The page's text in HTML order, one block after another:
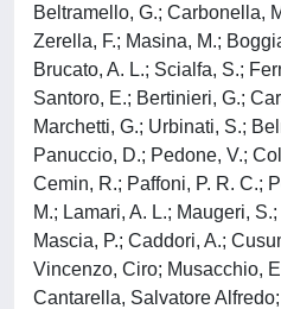
Beltramello, G.; Carbonella,
Zerella, F.; Masina, M.;
Brucato, A. L.; Scialfa, S.;
Santoro, E.; Bertinieri, G.;
Marchetti, G.; Urbinati, S.;
Panuccio, D.; Pedone, V.;
Cemin, R.; Paffoni, P. R. C.;
M.; Lamari, A. L.; Maugeri,
Mascia, P.; Caddori, A.;
Vincenzo, Ciro; Musacchio,
Cantarella, Salvatore